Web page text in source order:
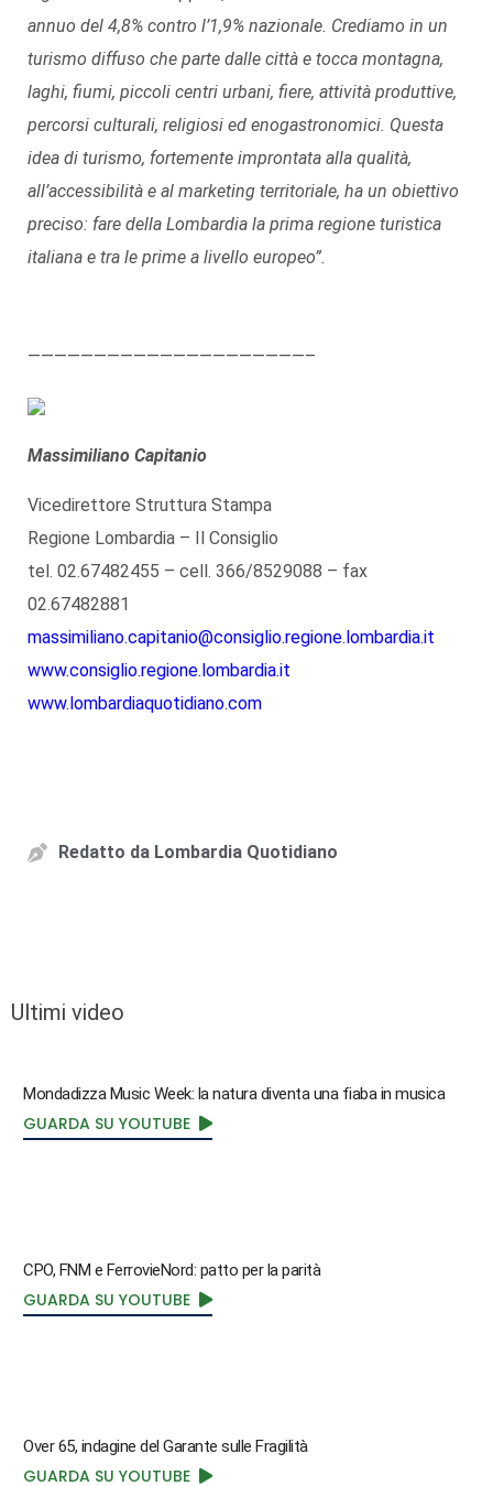
annuo del 4,8% contro l’1,9% nazionale. Crediamo in un
turismo diffuso che parte dalle città e tocca montagna,
laghi, fiumi, piccoli centri urbani, fiere, attività produttive,
percorsi culturali, religiosi ed enogastronomici. Questa
idea di turismo, fortemente improntata alla qualità,
all’accessibilità e al marketing territoriale, ha un obiettivo
preciso: fare della Lombardia la prima regione turistica
italiana e tra le prime a livello europeo”.
—————————————————————–
Massimiliano Capitanio
Vicedirettore Struttura Stampa
Regione Lombardia – Il Consiglio
tel. 02.67482455 – cell. 366/8529088 – fax
02.67482881
massimiliano.capitanio@consiglio.regione.lombardia.it
www.consiglio.regione.lombardia.it
www.lombardiaquotidiano.com
Redatto da Lombardia Quotidiano
Ultimi video
Mondadizza Music Week: la natura diventa una fiaba in musica
GUARDA SU YOUTUBE
CPO, FNM e FerrovieNord: patto per la parità
GUARDA SU YOUTUBE
Over 65, indagine del Garante sulle Fragilità
GUARDA SU YOUTUBE